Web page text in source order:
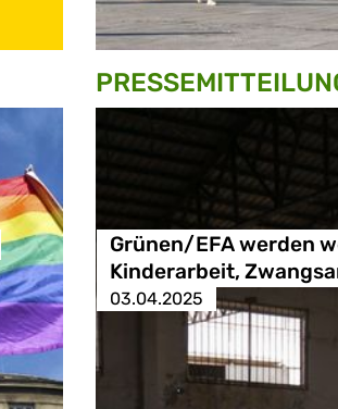
Grünen/EFA werden
Kinderarbeit,
03.04.2025